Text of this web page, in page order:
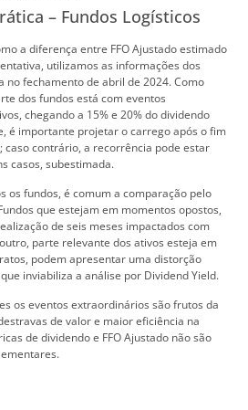
– Fundos Logísticos
a diferença entre FFO Ajustado estimado
utilizamos as informações dos
no fechamento de abril de 2024. Como
dos fundos está com eventos
chegando a 15% e 20% do dividendo
é importante projetar o carrego após o fim
contrário, a recorrência pode estar
casos, subestimada.
os fundos, é comum a comparação pelo
que estejam em momentos opostos,
de seis meses impactados com
parte relevante dos ativos esteja em
podem apresentar uma distorção
inviabiliza a análise por Dividend Yield.
os eventos extraordinários são frutos da
de valor e maior eficiência na
de dividendo e FFO Ajustado não são